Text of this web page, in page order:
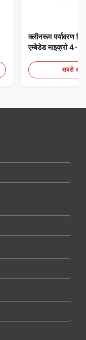
क्लीनरूम पर्यावरण
एम्बेडेड माइक्रो 4-
सबसे